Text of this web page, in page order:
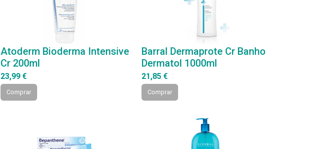
Atoderm Bioderma Intensive
Cr 200ml
23,99 €
Comprar
Barral Dermaprote Cr Banho
Dermatol 1000ml
21,85 €
Comprar